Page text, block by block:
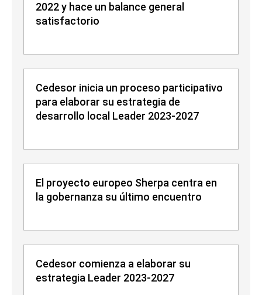
2022 y hace un balance general
satisfactorio
Cedesor inicia un proceso participativo
para elaborar su estrategia de
desarrollo local Leader 2023-2027
El proyecto europeo Sherpa centra en
la gobernanza su último encuentro
Cedesor comienza a elaborar su
estrategia Leader 2023-2027